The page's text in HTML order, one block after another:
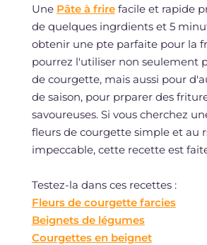
Une Pâte à frirefacile et rapide
de quelques ingrdients et 5
obtenir une pte parfaite pour la
pourrez l'utiliser non seulement
de courgette, mais aussi pour
de saison, pour prparer des
savoureuses. Si vous cherchez
fleurs de courgette simple et au
impeccable, cette recette est
Testez-la dans ces recettes :
Fleurs de courgette farcies
Beignets de légumes
Courgettes en beignet